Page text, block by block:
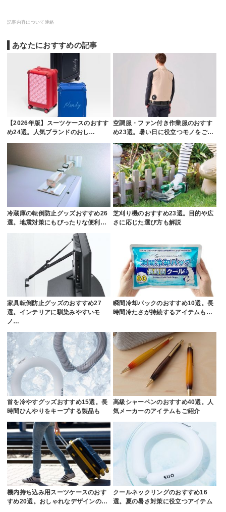
記事内容について連絡
あなたにおすすめの記事
【2026年版】スーツケースのおすす
め24選。人気ブランドのおし…
空調服・ファン付き作業服のおすす
め23選。暑い日に役立つモノをご…
冷蔵庫の転倒防止グッズおすすめ26
選。地震対策にもぴったりな便利…
芝刈り機のおすすめ23選。目的や広
さに応じた選び方も解説
家具転倒防止グッズのおすすめ27
選。インテリアに馴染みやすいモ
ノ…
瞬間冷却パックのおすすめ10選。長
時間冷たさが持続するアイテムも…
首を冷やすグッズおすすめ15選。長
時間ひんやりをキープする製品も
高級シャーペンのおすすめ40選。人
気メーカーのアイテムもご紹介
機内持ち込み用スーツケースのおす
すめ20選。おしゃれなデザインの…
クールネックリングのおすすめ16
選。夏の暑さ対策に役立つアイテム